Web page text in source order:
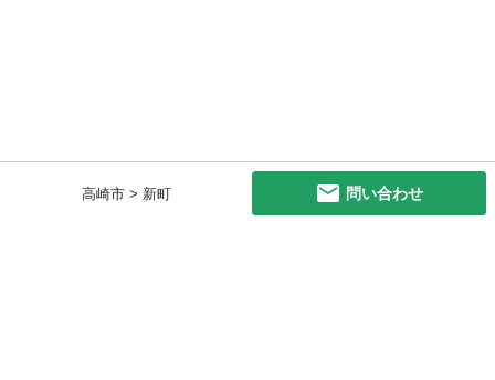
高崎市 > 新町 問い合わせ